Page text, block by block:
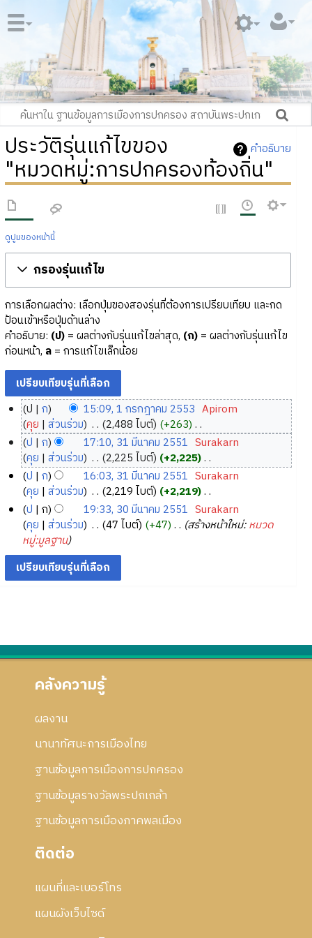
คำอธิบาย
ประวัติรุ่นแก้ไขของ
"หมวดหมู่:การปกครองท้องถิ่น"
ดูปูมของหน้านี้
กรองรุ่นแก้ไข
การเลือกผลต่าง: เลือกปุ่มของสองรุ่นที่ต้องการเปรียบเทียบ และกด
ป้อนเข้าหรือปุ่มด้านล่าง
คำอธิบาย: (ป)= ผลต่างกับรุ่นแก้ไขล่าสุด, (ก)= ผลต่างกับรุ่นแก้ไข
ก่อนหน้า, ล= การแก้ไขเล็กน้อย
ก
ก
า
2
5
ป ก 15:09, 1 กรกฎาคม 2553 Apirom
คุย ส่วนร่วม ‎ 2,488 ไบต์ +263 ‎
ไ
ม่
มี
ค
ว
า
ม
ย่
อ
ก
ไ
1
น
ม
5
ป ก 17:10, 31 มีนาคม 2551 Surakarn
คุย ส่วนร่วม ‎ 2,225 ไบต์ +2,225 ‎
ไ
ม่
มี
ค
ว
า
ม
ย่
ร
แ
ป ก 16:03, 31 มีนาคม 2551 Surakarn
คุย ส่วนร่วม ‎ 2,219 ไบต์ +2,219 ‎
ไ
ม่
มี
ค
ว
า
ก
า
มี
น
2
5
ป ก 19:33, 30 มีนาคม 2551 Surakarn
คุย ส่วนร่วม ‎ 47 ไบต์ +47 ‎ สร้างหน้าใหม่:หมวด
หมู่:มูลฐาน
คลังความรู้
ผลงาน
นานาทัศนะการเมืองไทย
ฐานข้อมูลการเมืองการปกครอง
ฐานข้อมูลรางวัลพระปกเกล้า
ฐานข้อมูลการเมืองภาคพลเมือง
ติดต่อ
แผนที่และเบอร์โทร
แผนผังเว็บไซด์